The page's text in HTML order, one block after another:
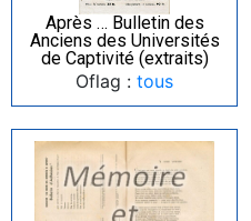
Après … Bulletin des
Anciens des Universités
de Captivité (extraits)
Oflag : tous